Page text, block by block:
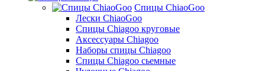
Спицы ChiaoGoo
Лески ChiaoGoo
Cпицы Сhiagoo круговые
Аксессуары Chiagoo
Наборы спицы Chiagoo
Спицы Chiagoo сьемные